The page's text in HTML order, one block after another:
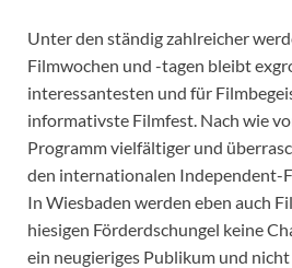
Unter den ständig zahlreicher
Filmwochen und -tagen bleibt
interessantesten und für
informativste Filmfest. Nach wie
Programm vielfältiger und
den internationalen Independent-
In Wiesbaden werden eben auch
hiesigen Förderdschungel keine
ein neugieriges Publikum und